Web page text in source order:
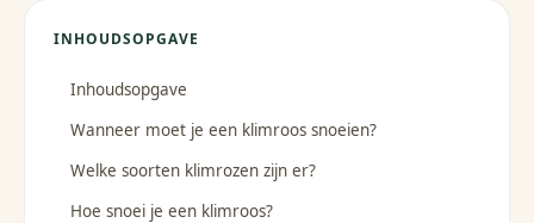
INHOUDSOPGAVE
Inhoudsopgave
Wanneer moet je een klimroos snoeien?
Welke soorten klimrozen zijn er?
Hoe snoei je een klimroos?